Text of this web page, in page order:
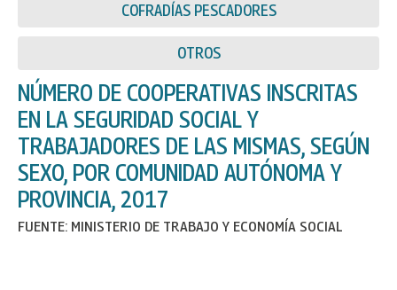
COFRADÍAS PESCADORES
OTROS
NÚMERO DE COOPERATIVAS INSCRITAS
EN LA SEGURIDAD SOCIAL Y
TRABAJADORES DE LAS MISMAS, SEGÚN
SEXO, POR COMUNIDAD AUTÓNOMA Y
PROVINCIA, 2017
FUENTE: MINISTERIO DE TRABAJO Y ECONOMÍA SOCIAL